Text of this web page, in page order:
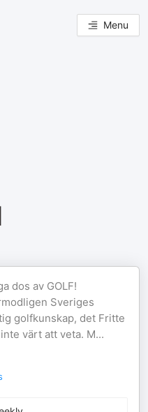
Menu
dos av GOLF!
Sveriges
golfkunskap, det Fritte
värt att veta. M...